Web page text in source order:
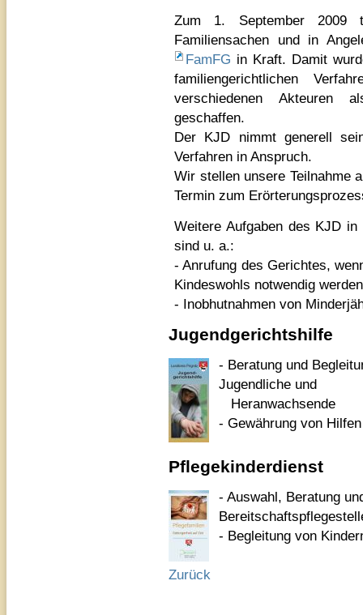
Zum 1. September
Familiensachen und in
FamFG in Kraft. Damit
familiengerichtlichen
verschiedenen Akteuren
geschaffen.
Der KJD nimmt generell
Verfahren in Anspruch.
Wir stellen unsere Teilnahme
Termin zum
Weitere Aufgaben des KJD
sind u. a.:
- Anrufung des Gerichtes,
Kindeswohls notwendig werden
- Inobhutnahmen von
Jugendgerichtshilfe
- Beratung und
Jugendliche und
Heranwachsende
- Gewährung von
Pflegekinderdienst
- Auswahl, Beratung
- Begleitung von
Zurück